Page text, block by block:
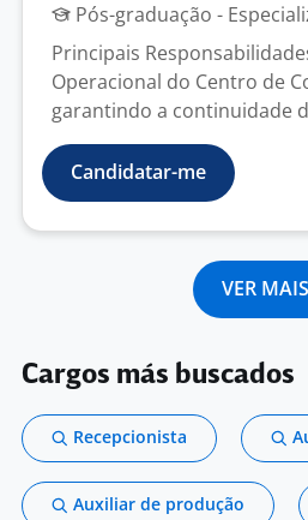
Pós-graduação -
Principais
Operacional do Centro de
garantindo a continuidade
Candidatar-me
VER
Cargos más buscados
Recepcionista
Auxiliar de produção